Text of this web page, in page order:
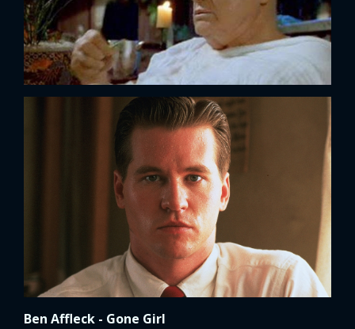
Ben Affleck - Gone Girl